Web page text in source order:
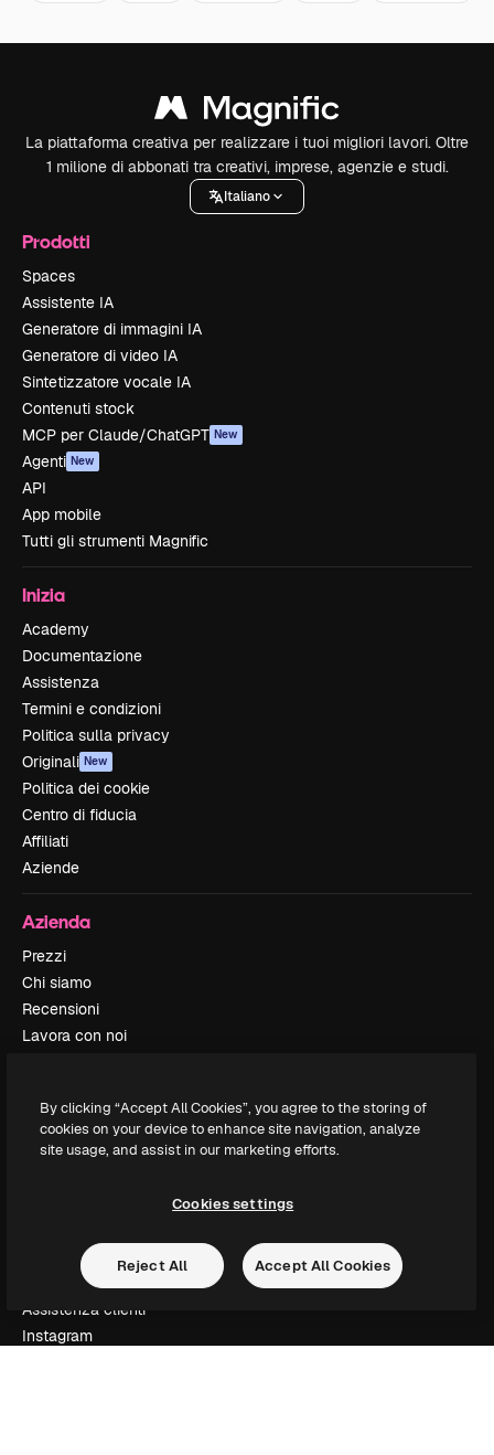
La piattaforma creativa per realizzare i tuoi migliori lavori. Oltre
1 milione di abbonati tra creativi, imprese, agenzie e studi.
Italiano
Prodotti
Spaces
Assistente IA
Generatore di immagini IA
Generatore di video IA
Sintetizzatore vocale IA
Contenuti stock
MCP per Claude/ChatGPT New
Agenti New
API
App mobile
Tutti gli strumenti Magnific
Inizia
Academy
Documentazione
Assistenza
Termini e condizioni
Politica sulla privacy
Originali New
Politica dei cookie
Centro di fiducia
Affiliati
Aziende
Azienda
Prezzi
Chi siamo
Recensioni
Lavora con noi
Eventi
Slidesgo
Contattaci
Assistenza clienti
Instagram
By clicking “Accept All Cookies”, you agree to the storing of
cookies on your device to enhance site navigation, analyze
site usage, and assist in our marketing efforts.
Cookies settings
Reject All Accept All Cookies